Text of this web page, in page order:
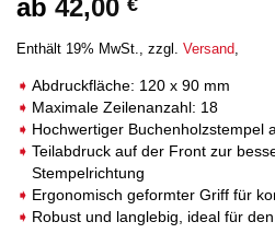
ab 42,00
Enthält 19% MwSt. zzgl. Versand
Abdruckfläche: 120 x 90 mm
Maximale Zeilenanzahl: 18
Hochwertiger Buchenholzstempel
Teilabdruck auf der Front zur
Stempelrichtung
Ergonomisch geformter Griff für
Robust und langlebig, ideal für